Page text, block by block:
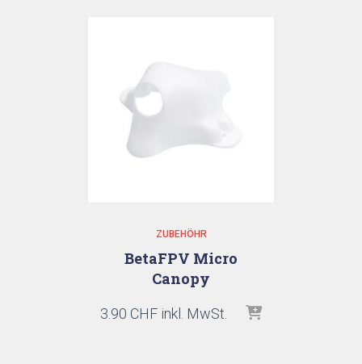
ZUBEHÖHR
BetaFPV Micro
Canopy
3.90 CHF inkl. MwSt.